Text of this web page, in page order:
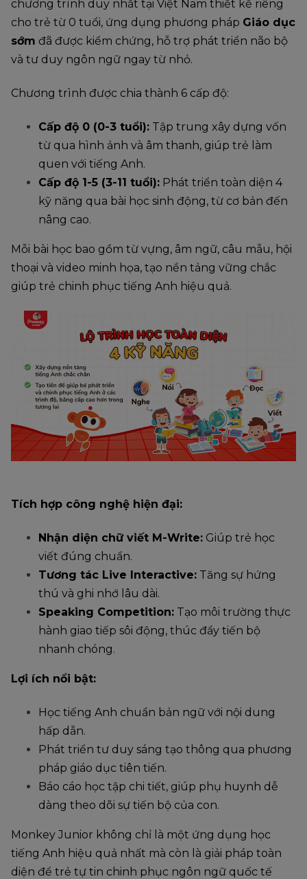
chương trình duy nhất tại Việt Nam thiết kế riêng
cho trẻ từ 0 tuổi, ứng dụng phương pháp Giáo dục
sớm đã được kiểm chứng, hỗ trợ phát triển não bộ
và tư duy ngôn ngữ ngay từ nhỏ.
Chương trình được chia thành 6 cấp độ:
Cấp độ 0 (0-3 tuổi): Tập trung xây dựng vốn
từ qua hình ảnh và âm thanh, giúp trẻ làm
quen với tiếng Anh.
Cấp độ 1-5 (3-11 tuổi): Phát triển toàn diện 4
kỹ năng qua bài học sinh động, từ cơ bản đến
nâng cao.
Mỗi bài học bao gồm từ vựng, âm ngữ, câu mẫu, hội
thoại và video minh họa, tạo nền tảng vững chắc
giúp trẻ chinh phục tiếng Anh hiệu quả.
Tích hợp công nghệ hiện đại:
Nhận diện chữ viết M-Write: Giúp trẻ học
viết đúng chuẩn.
Tương tác Live Interactive: Tăng sự hứng
thú và ghi nhớ lâu dài.
Speaking Competition: Tạo môi trường thực
hành giao tiếp sôi động, thúc đẩy tiến bộ
nhanh chóng.
Lợi ích nổi bật:
Học tiếng Anh chuẩn bản ngữ với nội dung
hấp dẫn.
Phát triển tư duy sáng tạo thông qua phương
pháp giáo dục tiên tiến.
Báo cáo học tập chi tiết, giúp phụ huynh dễ
dàng theo dõi sự tiến bộ của con.
Monkey Junior không chỉ là một ứng dụng học
tiếng Anh hiệu quả nhất mà còn là giải pháp toàn
diện để trẻ tự tin chinh phục ngôn ngữ quốc tế